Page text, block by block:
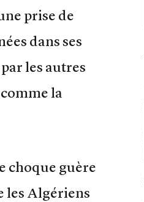
prise de
dans ses
les autres
la
choque guère
les Algériens